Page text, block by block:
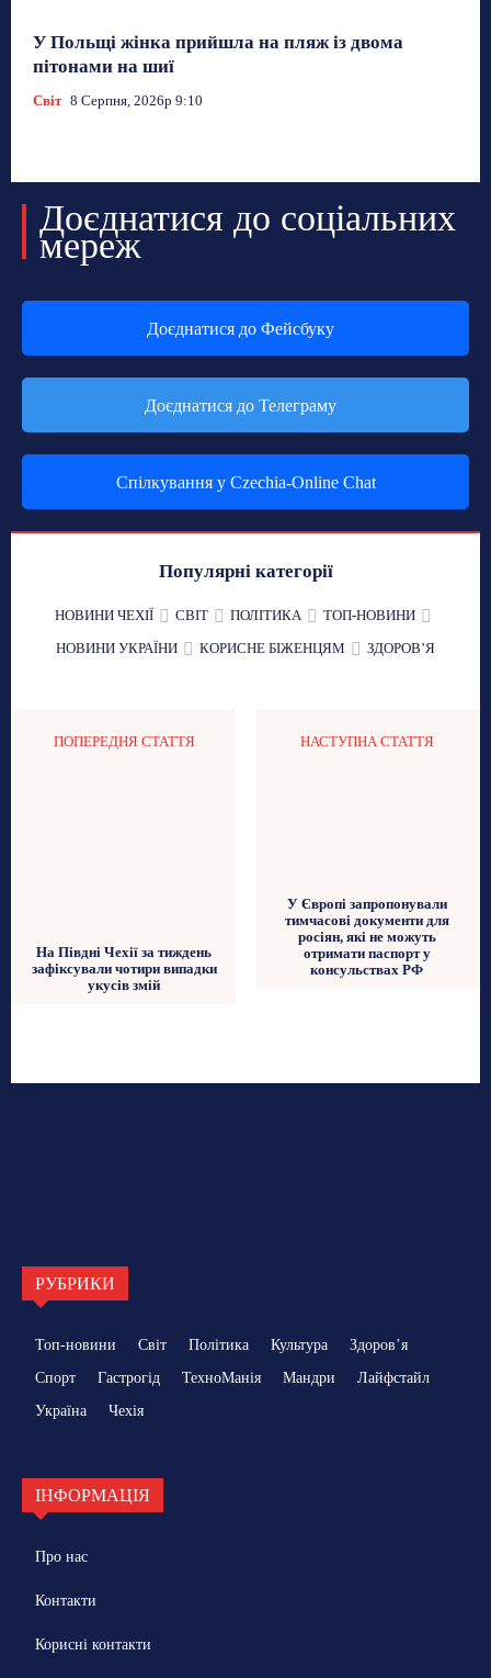
У Польщі жінка прийшла на пляж із двома
пітонами на шиї
Світ 8 Серпня, 2026р 9:10
Доєднатися до соціальних
мереж
Доєднатися до Фейсбуку
Доєднатися до Телеграму
Спілкування у Czechia-Online Chat
Популярні категорії
НОВИНИ ЧЕХІЇ СВІТ ПОЛІТИКА
ТОП-НОВИНИ
НОВИНИ УКРАЇНИ
КОРИСНЕ БІЖЕНЦЯМ ЗДОРОВʼЯ
ПОПЕРЕДНЯ СТАТТЯ
На Півдні Чехії за тиждень
зафіксували чотири випадки
укусів змій
НАСТУПНА СТАТТЯ
У Європі запропонували
тимчасові документи для
росіян, які не можуть
отримати паспорт у
консульствах РФ
РУБРИКИ
Топ-новини Світ Політика Культура
Здоровʼя
Спорт
Гастрогід ТехноМанія Мандри
Лайфстайл
Україна
Чехія
ІНФОРМАЦІЯ
Про нас
Контакти
Корисні контакти